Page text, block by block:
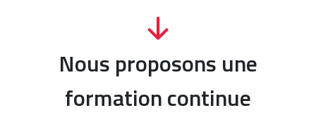
Nous proposons une
formation continue